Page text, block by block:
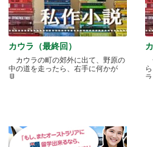
カウラ（最終回）
カウラの町の郊外に出て、野原の
中の道を走ったら、右手に何かが
見.....
ラ